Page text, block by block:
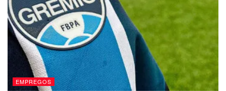
EMPREGOS